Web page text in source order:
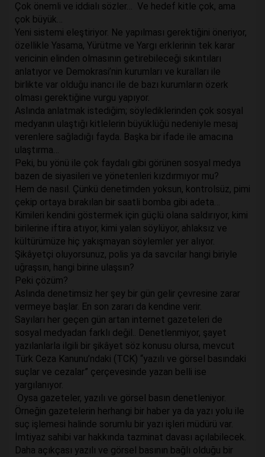
Çok önemli ve iddialı sözler… Ve hedef kitle çok, ama
çok büyük…
Yeni sistemi eleştiriyor. Ne yapılması gerektiğini öneriyor,
özellikle Yasama, Yürütme ve Yargı erklerinin tek karar
vericinin elinden olmasının getirebileceği sıkıntıları
anlatıyor ve Demokrasi’nin kurumları ve kuralları ile
birlikte var olduğu inancı ile de bazı kurumların özerk
olması gerektiğine vurgu yapıyor.
Aslında anlatmak istediğim; söylediklerinden çok sosyal
medyanın ulaştığı kitlelerin büyüklüğü nedeniyle mesaj
verenlere sağladığı fayda. Başka bir ifade ile amacına
ulaştırma…
Peki, bu yönü ile çok faydalı gibi görünen sosyal medya
bazen de siyasileri ve yönetenleri kızdırmıyor mu?
Hem de nasıl. Çünkü denetimden yoksun, kontrolsüz, pimi
çekip ortaya bırakılan bir saatli bomba gibi adeta…
Kimileri kendini göstermek için güçlü olana saldırıyor, kimi
birilerine iftira atıyor, kimi yalan söylüyor, ahlaksız ve
kültürümüze hiç yakışmayan söylemler yer alıyor.
Şikâyetçi oluyorsunuz, polis ya da savcılar hangi biriyle
uğraşsın, hangi birine ulaşsın?
Peki çözüm?
Aslında denetimsiz her şey bir gün gelir çevresine zarar
vermeye başlar. En son zararı da kendine verir.
Sayıları her geçen gün artan internet gazeteleri de
sosyal medyadan farklı değil.. Denetlenmiyor, şayet
yazılanlarla ilgili bir şikâyet söz konusu olursa, mevcut
Türk Ceza Kanunu’ndaki (TCK) “yazılı ve görsel basındaki
suçlar ve cezalar” çerçevesinde yazan belli ise
yargılanıyor.
Oysa gazeteler, yazılı ve görsel basın denetleniyor.
Örneğin gazetelerin herhangi bir haber ya da yazı yolu ile
suç işlemesi halinde sorumlu bir yazı işleri müdürü var.
İmtiyaz sahibi var hakkında tazminat davası açılabilecek.
Daha açıkçası yazılı ve görsel basının bağlı olduğu bir